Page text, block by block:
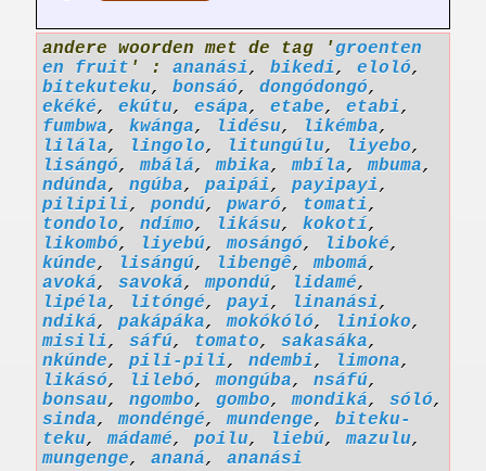
andere woorden met de tag 'groenten
en fruit ' : ananási, bikedi, eloló,
bitekuteku, bonsáó, dongódongó,
ekéké, ekútu, esápa, etabe, etabi,
fumbwa, kwánga, lidésu, likémba,
lilála, lingolo, litungúlu, liyebo,
lisángó,mbálá,mbika,mbíla,mbuma,
ndúnda, ngúba, paipái, payipayi,
pilipili, pondú, pwaró, tomati,
tondolo, ndímo, likásu, kokotí,
likombó, liyebú,mosángó, liboké,
kúnde, lisángú, libengê,mbomá,
avoká, savoká,mpondú, lidamé,
lipéla, litóngé, payi, linanási,
ndiká, pakápáka,mokókóló, linioko,
misili, sáfú, tomato, sakasáka,
nkúnde, pili-pili, ndembi, limona,
likásó, lilebó,mongúba, nsáfú,
bonsau, ngombo, gombo,mondiká, sóló,
sinda,mondéngé,mundenge, biteku-
teku,mádamé, poilu, liebú,mazulu,
mungenge, ananá, ananási